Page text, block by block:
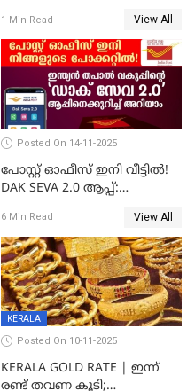
1 Min Read View All
Posted On 14-11-2025
പോസ്റ്റ് ഓഫീസ് ഇനി വീട്ടിൽ!
DAK SEVA 2.0 ആപ്പ്:
എന്തൊക്കെയാണെന്ന്
നോക്കാം
6 Min Read View All
KERALA
Posted On 10-11-2025
KERALA GOLD RATE | ഇന്ന്
രണ്ട് തവണ കൂടി;